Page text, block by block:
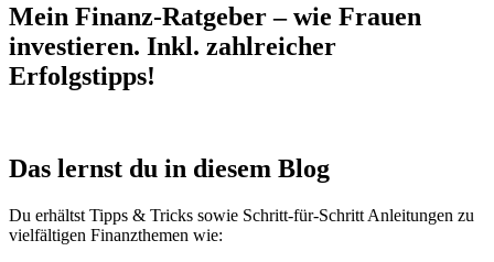
Mein Finanz-Ratgeber – wie Frauen
investieren. Inkl. zahlreicher
Erfolgstipps!
Das lernst du in diesem Blog
Du erhältst Tipps & Tricks sowie Schritt-für-Schritt Anleitungen zu
vielfältigen Finanzthemen wie: